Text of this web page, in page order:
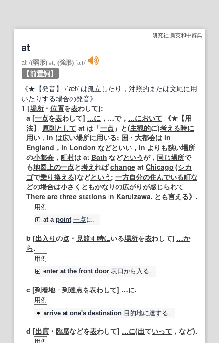
研究社 新英和中辞典
at
at /(弱形) ət; (強形) ˈæt/
【前置詞】
《★ 【発音】 /ˈæt/ は孤立した り， 対照的または文尾に用
いた りする場合の発音》
1 [場所 ・ 位置を表わして]:
a [一点を表わして] …に ，…で， …において 《★ 【用
法】
原則として at は「一点 」と(主観的に)考える時に
用い ， in は広い場所に用いる; 国・大都会は in
England ， in London などといい ， in よりも狭い場所
の小都会 ， 町村は at Bath などというが， 同じ場所で
も地図上の一点と考え ればchange at Chicago (シカ
ゴで乗り換える)などという ; 一方自分の住んでいる町な
どの場合は小さく ともかなりの広がりが感じられて
There are three stations in Karuizawa. とも言える》.
用例
ata point 一点に.
b [出入りの点 ・ 見渡す時にいる場所を表わして] …か
ら.
用例
enter at the front door 表口から 入る.
c [到着地・ 到達点を表わして] …に.
用例
arrive at one's destination 目的地に達する.
d [出席 ・ 臨席などを表わして] …に(出ていって ，など).
用例